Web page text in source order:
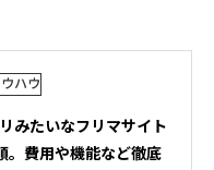
ハウ
みたいなフリマサイト
。費用や機能など徹底